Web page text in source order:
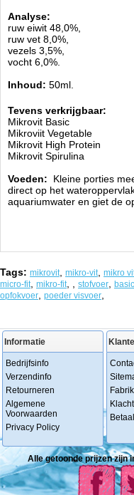
Analyse:
ruw eiwit 48,0%,
ruw vet 8,0%,
vezels 3,5%,
vocht 6,0%.
Inhoud: 50ml.
Tevens verkrijgbaar:
Mikrovit Basic
Mikroviit Vegetable
Mikrovit High Protein
Mikrovit Spirulina
Voeden:
Kleine porties
direct op het
aquariumwater en giet de
Tags: mikrovit mikro-vit mikro
micro-fit mikro-fit stofvoer basic
opfokvoer poeder visvoer
Informatie
Bedrijfsinfo
Verzendinfo
Retourneren
Algemene
Voorwaarden
Privacy Policy
Alle getoonde prijzen zijn